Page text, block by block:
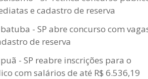
e cadastro de reserva
- SP abre concurso com
de reserva
- SP reabre inscrições para o
com salários de até R$ 6.536,19